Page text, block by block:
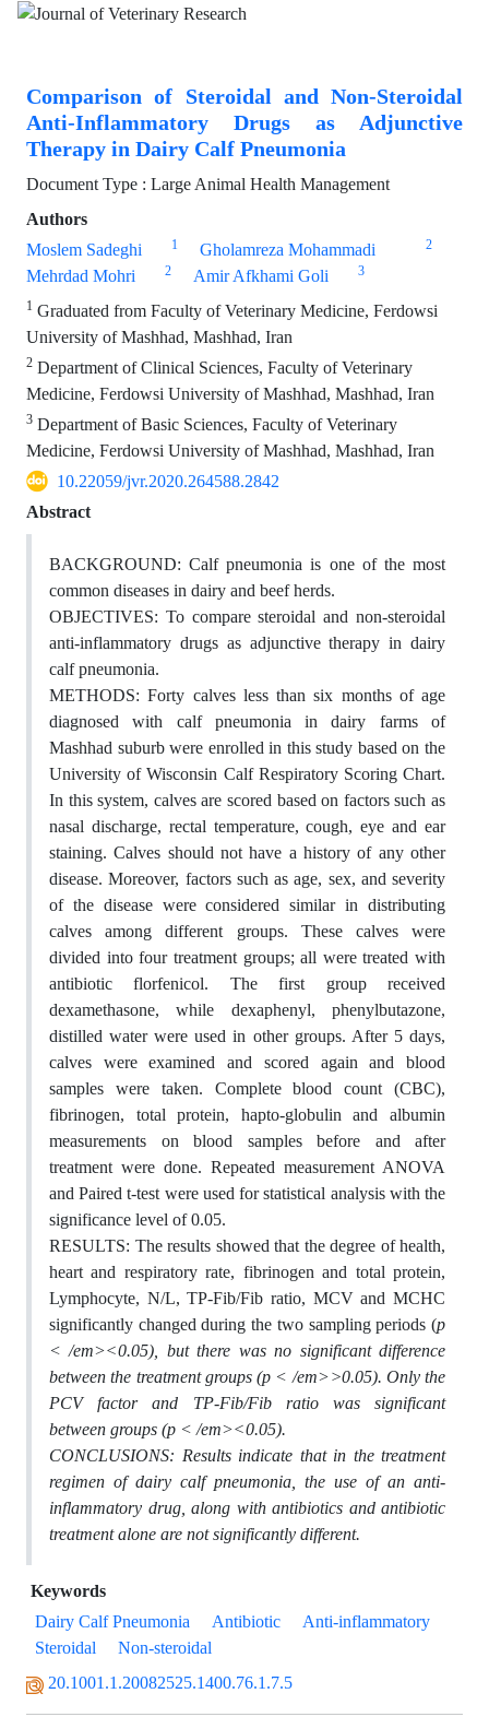
Comparison of Steroidal and Non-Steroidal
Anti-Inflammatory Drugs as Adjunctive
Therapy in Dairy Calf Pneumonia
Document Type : Large Animal Health Management
Authors
Moslem Sadeghi
1 Gholamreza Mohammadi 2
Mehrdad Mohri 2 Amir Afkhami Goli 3
1 Graduated from Faculty of Veterinary Medicine, Ferdowsi
University of Mashhad, Mashhad, Iran
2 Department of Clinical Sciences, Faculty of Veterinary
Medicine, Ferdowsi University of Mashhad, Mashhad, Iran
3 Department of Basic Sciences, Faculty of Veterinary
Medicine, Ferdowsi University of Mashhad, Mashhad, Iran
10.22059/jvr.2020.264588.2842
Abstract
BACKGROUND: Calf pneumonia is one of the most
common diseases in dairy and beef herds.
OBJECTIVES: To compare steroidal and non-steroidal
anti-inflammatory drugs as adjunctive therapy in dairy
calf pneumonia.
METHODS: Forty calves less than six months of age
diagnosed with calf pneumonia in dairy farms of
Mashhad suburb were enrolled in this study based on the
University of Wisconsin Calf Respiratory Scoring Chart.
In this system, calves are scored based on factors such as
nasal discharge, rectal temperature, cough, eye and ear
staining. Calves should not have a history of any other
disease. Moreover, factors such as age, sex, and severity
of the disease were considered similar in distributing
calves among different groups. These calves were
divided into four treatment groups; all were treated with
antibiotic florfenicol. The first group received
dexamethasone, while dexaphenyl, phenylbutazone,
distilled water were used in other groups. After 5 days,
calves were examined and scored again and blood
samples were taken. Complete blood count (CBC),
fibrinogen, total protein, hapto-globulin and albumin
measurements on blood samples before and after
treatment were done. Repeated measurement ANOVA
and Paired t-test were used for statistical analysis with the
significance level of 0.05.
RESULTS: The results showed that the degree of health,
heart and respiratory rate, fibrinogen and total protein,
Lymphocyte, N/L, TP-Fib/Fib ratio, MCV and MCHC
significantly changed during the two sampling periods (p
< /em>˂0.05), but there was no significant difference
between the treatment groups (p < /em>˃0.05). Only the
PCV factor and TP-Fib/Fib ratio was significant
between groups (p < /em>˂0.05).
CONCLUSIONS: Results indicate that in the treatment
regimen of dairy calf pneumonia, the use of an anti-
inflammatory drug, along with antibiotics and antibiotic
treatment alone are not significantly different.
Keywords
Dairy Calf Pneumonia
Antibiotic
Anti-inflammatory
Steroidal
Non-steroidal
20.1001.1.20082525.1400.76.1.7.5